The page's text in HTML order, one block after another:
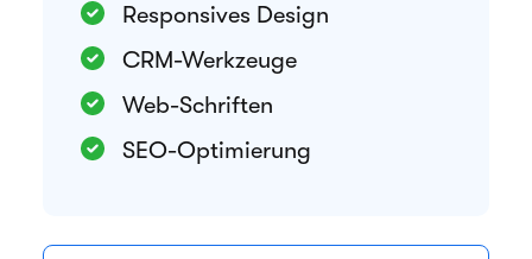
Responsives Design
CRM-Werkzeuge
Web-Schriften
SEO-Optimierung